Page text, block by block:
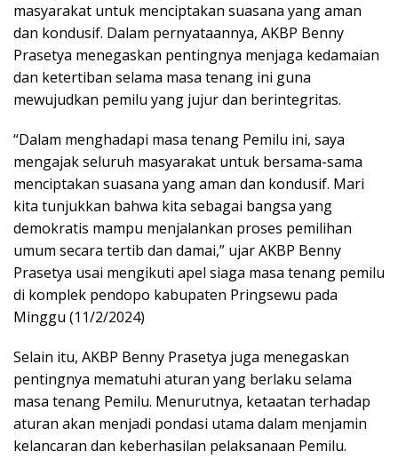
masyarakat untuk menciptakan suasana yang aman
dan kondusif. Dalam pernyataannya, AKBP Benny
Prasetya menegaskan pentingnya menjaga kedamaian
dan ketertiban selama masa tenang ini guna
mewujudkan pemilu yang jujur dan berintegritas.
“Dalam menghadapi masa tenang Pemilu ini, saya
mengajak seluruh masyarakat untuk bersama-sama
menciptakan suasana yang aman dan kondusif. Mari
kita tunjukkan bahwa kita sebagai bangsa yang
demokratis mampu menjalankan proses pemilihan
umum secara tertib dan damai,” ujar AKBP Benny
Prasetya usai mengikuti apel siaga masa tenang pemilu
di komplek pendopo kabupaten Pringsewu pada
Minggu (11/2/2024)
Selain itu, AKBP Benny Prasetya juga menegaskan
pentingnya mematuhi aturan yang berlaku selama
masa tenang Pemilu. Menurutnya, ketaatan terhadap
aturan akan menjadi pondasi utama dalam menjamin
kelancaran dan keberhasilan pelaksanaan Pemilu.